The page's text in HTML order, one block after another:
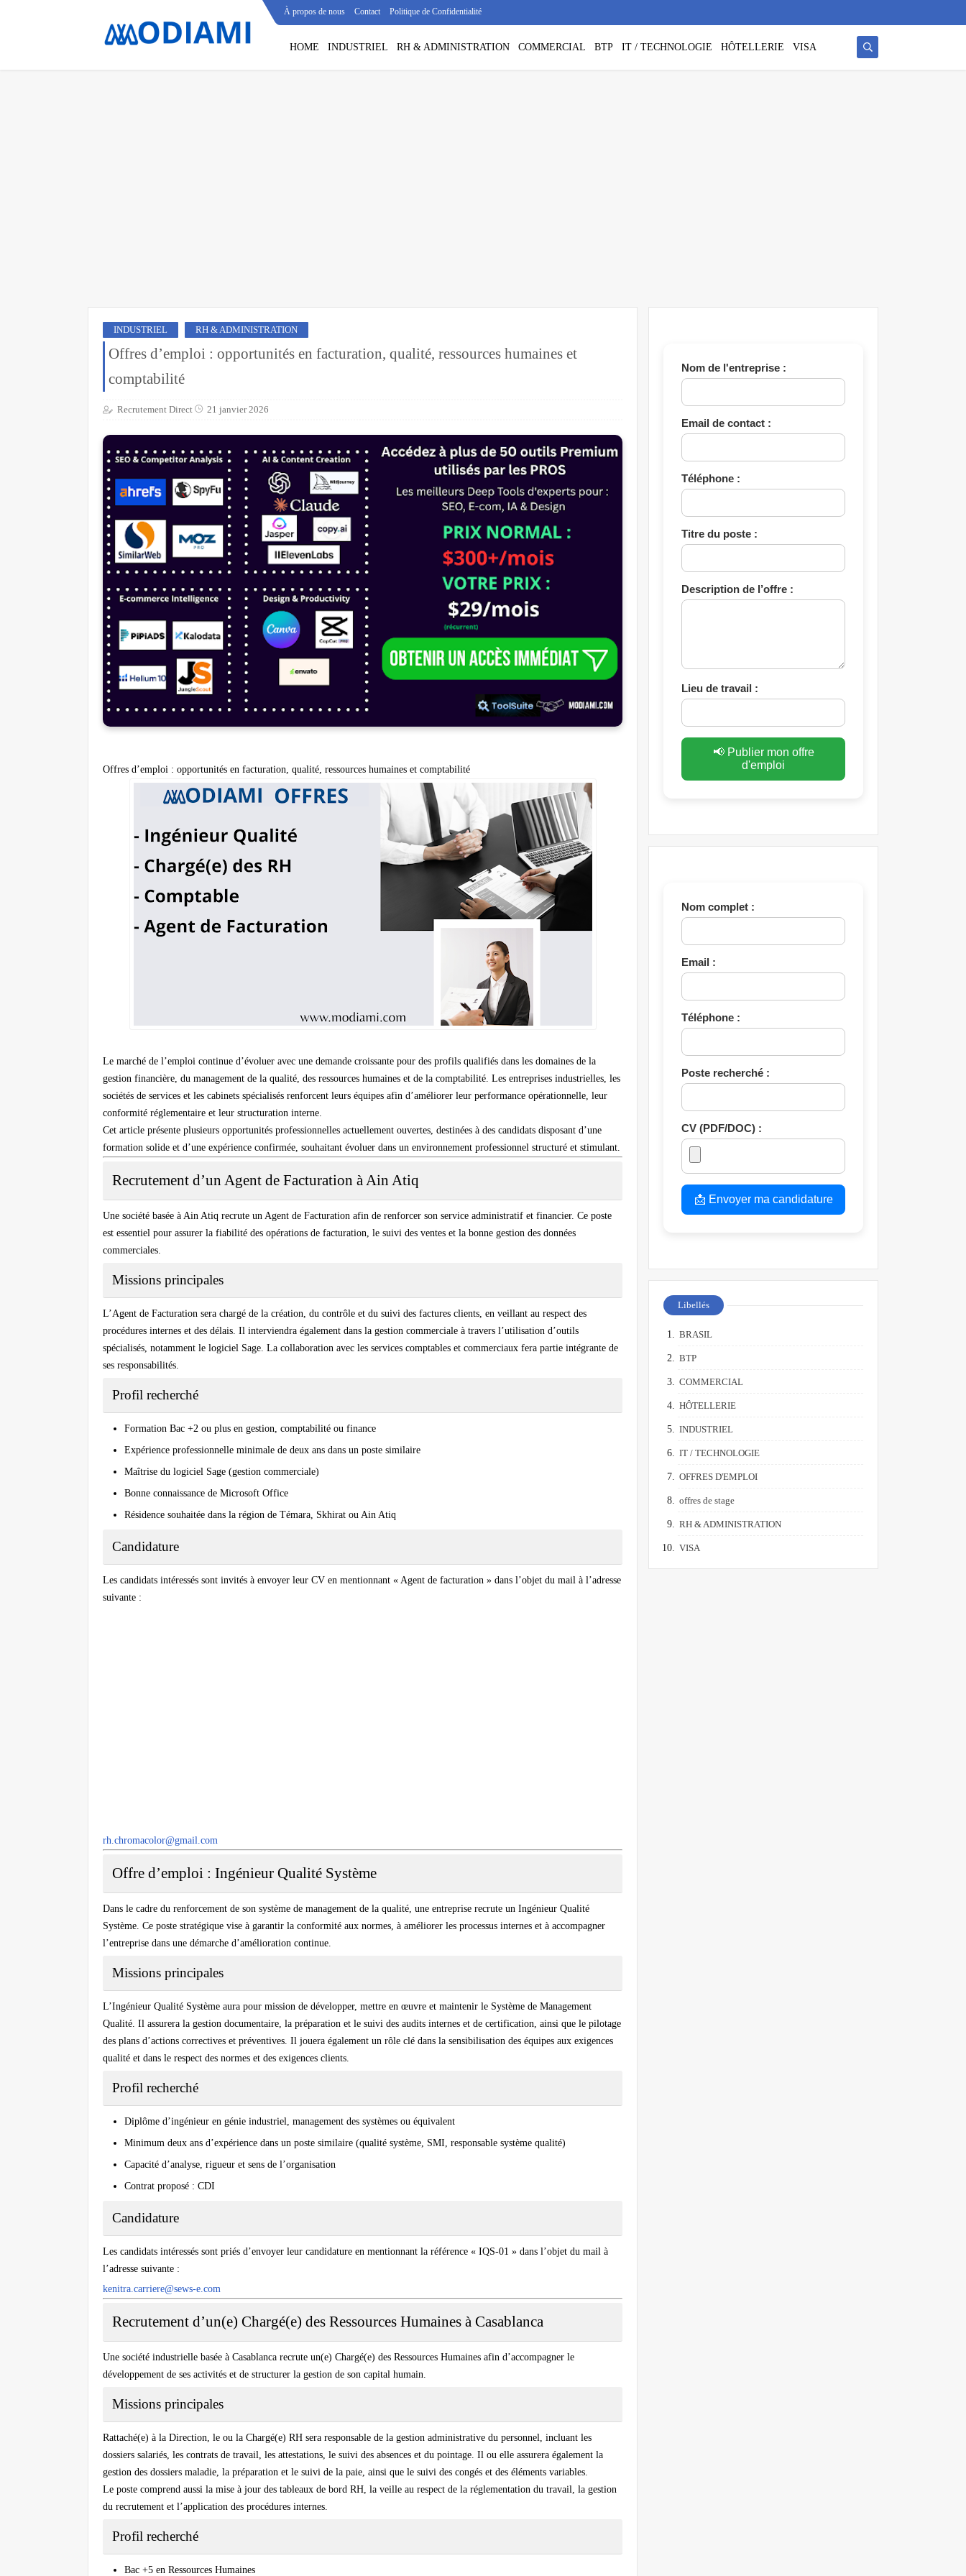
À propos de nous Contact Politique de Confidentialité
HOME INDUSTRIEL RH & ADMINISTRATION COMMERCIAL BTP IT / TECHNOLOGIE HÔTELLERIE VISA
INDUSTRIEL RH & ADMINISTRATION
Offres d’emploi : opportunités en facturation, qualité, ressources humaines et
comptabilité
Recrutement Direct 21 janvier 2026
Offres d’emploi : opportunités en facturation, qualité, ressources humaines et comptabilité
Le marché de l’emploi continue d’évoluer avec une demande croissante pour des profils qualifiés dans les domaines de la
gestion financière, du management de la qualité, des ressources humaines et de la comptabilité. Les entreprises industrielles, les
sociétés de services et les cabinets spécialisés renforcent leurs équipes afin d’améliorer leur performance opérationnelle, leur
conformité réglementaire et leur structuration interne.
Cet article présente plusieurs opportunités professionnelles actuellement ouvertes, destinées à des candidats disposant d’une
formation solide et d’une expérience confirmée, souhaitant évoluer dans un environnement professionnel structuré et stimulant.
Recrutement d’un Agent de Facturation à Ain Atiq
Une société basée à Ain Atiq recrute un Agent de Facturation afin de renforcer son service administratif et financier. Ce poste
est essentiel pour assurer la fiabilité des opérations de facturation, le suivi des ventes et la bonne gestion des données
commerciales.
Missions principales
L’Agent de Facturation sera chargé de la création, du contrôle et du suivi des factures clients, en veillant au respect des
procédures internes et des délais. Il interviendra également dans la gestion commerciale à travers l’utilisation d’outils
spécialisés, notamment le logiciel Sage. La collaboration avec les services comptables et commerciaux fera partie intégrante de
ses responsabilités.
Profil recherché
Formation Bac +2 ou plus en gestion, comptabilité ou finance
Expérience professionnelle minimale de deux ans dans un poste similaire
Maîtrise du logiciel Sage (gestion commerciale)
Bonne connaissance de Microsoft Office
Résidence souhaitée dans la région de Témara, Skhirat ou Ain Atiq
Candidature
Les candidats intéressés sont invités à envoyer leur CV en mentionnant « Agent de facturation » dans l’objet du mail à l’adresse
suivante :
rh.chromacolor@gmail.com
Offre d’emploi : Ingénieur Qualité Système
Dans le cadre du renforcement de son système de management de la qualité, une entreprise recrute un Ingénieur Qualité
Système. Ce poste stratégique vise à garantir la conformité aux normes, à améliorer les processus internes et à accompagner
l’entreprise dans une démarche d’amélioration continue.
Missions principales
L’Ingénieur Qualité Système aura pour mission de développer, mettre en œuvre et maintenir le Système de Management
Qualité. Il assurera la gestion documentaire, la préparation et le suivi des audits internes et de certification, ainsi que le pilotage
des plans d’actions correctives et préventives. Il jouera également un rôle clé dans la sensibilisation des équipes aux exigences
qualité et dans le respect des normes et des exigences clients.
Profil recherché
Diplôme d’ingénieur en génie industriel, management des systèmes ou équivalent
Minimum deux ans d’expérience dans un poste similaire (qualité système, SMI, responsable système qualité)
Capacité d’analyse, rigueur et sens de l’organisation
Contrat proposé : CDI
Candidature
Les candidats intéressés sont priés d’envoyer leur candidature en mentionnant la référence « IQS-01 » dans l’objet du mail à
l’adresse suivante :
kenitra.carriere@sews-e.com
Recrutement d’un(e) Chargé(e) des Ressources Humaines à Casablanca
Une société industrielle basée à Casablanca recrute un(e) Chargé(e) des Ressources Humaines afin d’accompagner le
développement de ses activités et de structurer la gestion de son capital humain.
Missions principales
Rattaché(e) à la Direction, le ou la Chargé(e) RH sera responsable de la gestion administrative du personnel, incluant les
dossiers salariés, les contrats de travail, les attestations, le suivi des absences et du pointage. Il ou elle assurera également la
gestion des dossiers maladie, la préparation et le suivi de la paie, ainsi que le suivi des congés et des éléments variables.
Le poste comprend aussi la mise à jour des tableaux de bord RH, la veille au respect de la réglementation du travail, la gestion
du recrutement et l’application des procédures internes.
Profil recherché
Bac +5 en Ressources Humaines
Nom de l'entreprise :
Email de contact :
Téléphone :
Titre du poste :
Description de l’offre :
Lieu de travail :
📢 Publier mon offre
d'emploi
Nom complet :
Email :
Téléphone :
Poste recherché :
CV (PDF/DOC) :
📩 Envoyer ma candidature
Libellés
BRASIL
BTP
COMMERCIAL
HÔTELLERIE
INDUSTRIEL
IT / TECHNOLOGIE
OFFRES D'EMPLOI
offres de stage
RH & ADMINISTRATION
VISA